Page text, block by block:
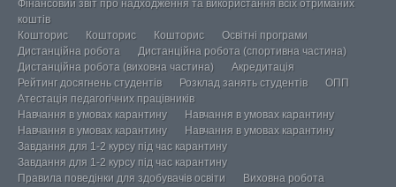
Фінансовий звіт про надходження та використання всіх отриманих
коштів
Кошторис
Кошторис Кошторис
Освітні програми
Дистанційна робота
Дистанційна робота (спортивна частина)
Дистанційна робота (виховна частина)
Акредитація
Рейтинг досягнень студентів
Розклад занять студентів
ОПП
Атестація педагогічних працівників
Навчання в умовах карантину
Навчання в умовах карантину
Навчання в умовах карантину
Навчання в умовах карантину
Завдання для 1-2 курсу під час карантину
Завдання для 1-2 курсу під час карантину
Правила поведінки для здобувачів освіти
Виховна робота